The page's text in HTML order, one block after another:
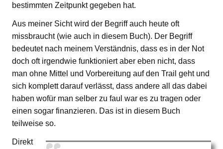
bestimmten Zeitpunkt gegeben hat.
Aus meiner Sicht wird der Begriff auch heute oft
missbraucht (wie auch in diesem Buch). Der Begriff
bedeutet nach meinem Verständnis, dass es in der Not
doch oft irgendwie funktioniert aber eben nicht, dass
man ohne Mittel und Vorbereitung auf den Trail geht und
sich komplett darauf verlässt, dass andere all das dabei
haben wofür man selber zu faul war es zu tragen oder
einen sogar finanzieren. Das ist in diesem Buch
teilweise so.
Direkt